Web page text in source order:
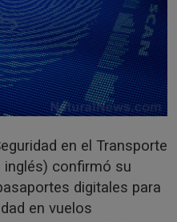
en el Transporte
inglés) confirmó su
digitales para
en vuelos